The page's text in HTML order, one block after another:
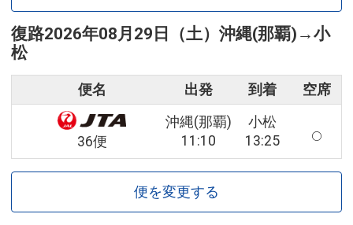
復路2026年08月29日（土） 沖縄(那覇) →小
松
便名 出発 到着 空席
36便
沖縄(那覇)
11:10
小松
13:25
便を変更する